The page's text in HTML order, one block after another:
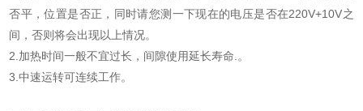
否平，位置是否正，同时请您测一下现在的电压是否在220V+10V之
间，否则将会出现以上情况。
2.加热时间一般不宜过长，间隙使用延长寿命.。
3.中速运转可连续工作。